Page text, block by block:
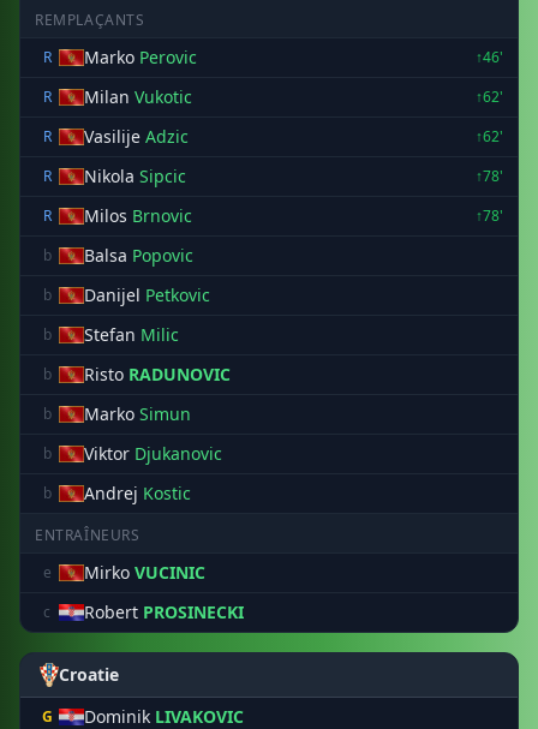
REMPLAÇANTS
R
Marko Perovic
↑46'
R
Milan Vukotic
↑62'
R
Vasilije Adzic
↑62'
R
Nikola Sipcic
↑78'
R
Milos Brnovic
↑78'
b
Balsa Popovic
b Danijel Petkovic
b Stefan Milic
b Risto RADUNOVIC
b Marko Simun
b Viktor Djukanovic
b Andrej Kostic
ENTRAÎNEURS
e
Mirko VUCINIC
c Robert PROSINECKI
Croatie
G Dominik LIVAKOVIC